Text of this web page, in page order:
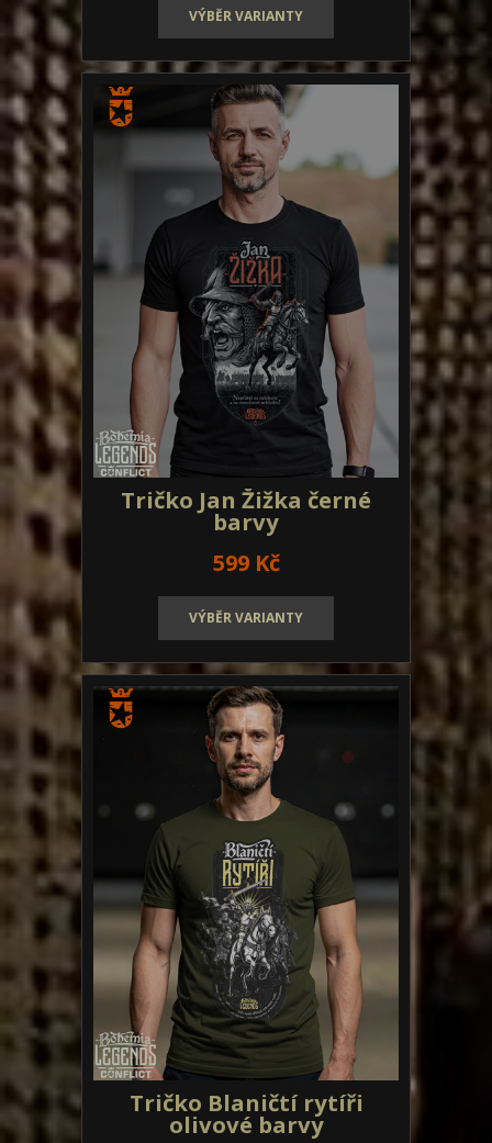
Paracord
Doprodej
Dámská
Pánská
Tričko Jan Žižka černé
barvy
599 Kč
Tričko Blaničtí rytíři
olivové barvy